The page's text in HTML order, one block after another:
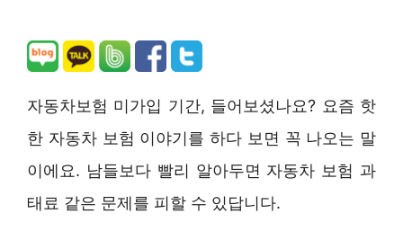
자동차보험 미가입 기간, 들어보셨나요? 요즘 핫
한 자동차 보험 이야기를 하다 보면 꼭 나오는 말
이에요. 남들보다 빨리 알아두면 자동차 보험 과
태료 같은 문제를 피할 수 있답니다.